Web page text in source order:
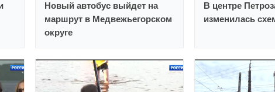
Новый автобус выйдет на
маршрут в Медвежьегорском
округе
В центре
изменилась